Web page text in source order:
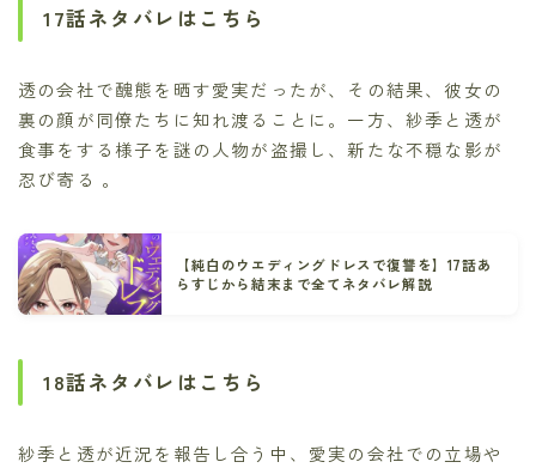
17話ネタバレはこちら
透の会社で醜態を晒す愛実だったが、その結果、彼女の
裏の顔が同僚たちに知れ渡ることに。一方、紗季と透が
食事をする様子を謎の人物が盗撮し、新たな不穏な影が
忍び寄る 。
【純白のウエディングドレスで復讐を】17話あ
らすじから結末まで全てネタバレ解説
18話ネタバレはこちら
紗季と透が近況を報告し合う中、愛実の会社での立場や